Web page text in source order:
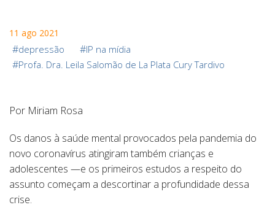
11 ago 2021
#depressão #IP na mídia
#Profa. Dra. Leila Salomão de La Plata Cury Tardivo
Por Miriam Rosa
Os danos à saúde mental provocados pela pandemia do
novo coronavírus atingiram também crianças e
adolescentes —e os primeiros estudos a respeito do
assunto começam a descortinar a profundidade dessa
crise.